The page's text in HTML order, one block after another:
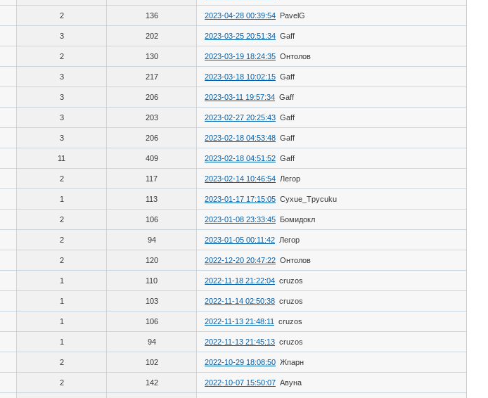
2 136 2023-04-28 00:39:54 PavelG
3 202 2023-03-25 20:51:34 Gaff
2 130 2023-03-19 18:24:35 Онтолов
3 217 2023-03-18 10:02:15 Gaff
3 206 2023-03-11 19:57:34 Gaff
3 203 2023-02-27 20:25:43 Gaff
3 206 2023-02-18 04:53:48 Gaff
11 409 2023-02-18 04:51:52 Gaff
2 117 2023-02-14 10:46:54 Легор
1 113 2023-01-17 17:15:05 Cyxue_Tpycuku
2 106 2023-01-08 23:33:45 Бомидокл
2 94 2023-01-05 00:11:42 Легор
2 120 2022-12-20 20:47:22 Онтолов
1 110 2022-11-18 21:22:04 cruzos
1 103 2022-11-14 02:50:38 cruzos
1 106 2022-11-13 21:48:11 cruzos
1 94 2022-11-13 21:45:13 cruzos
2 102 2022-10-29 18:08:50 Жпарн
2 142 2022-10-07 15:50:07 Авуна